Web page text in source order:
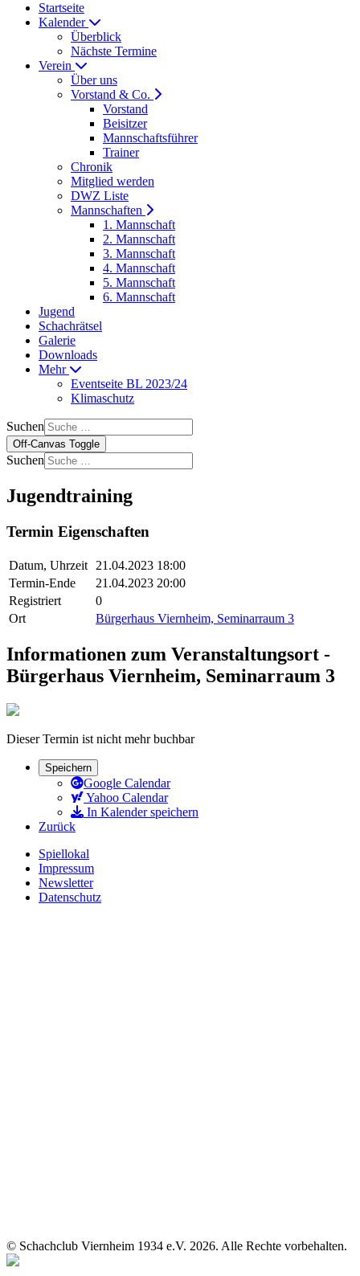
Startseite
Kalender
Überblick
Nächste Termine
Verein
Über uns
Vorstand & Co.
Vorstand
Beisitzer
Mannschaftsführer
Trainer
Chronik
Mitglied werden
DWZ Liste
Mannschaften
1. Mannschaft
2. Mannschaft
3. Mannschaft
4. Mannschaft
5. Mannschaft
6. Mannschaft
Jugend
Schachrätsel
Galerie
Downloads
Mehr
Eventseite BL 2023/24
Klimaschutz
Suchen
Off-Canvas Toggle
Suchen
Jugendtraining
Termin Eigenschaften
Datum, Uhrzeit
21.04.2023 18:00
Termin-Ende
21.04.2023 20:00
Registriert
0
Ort
Bürgerhaus Viernheim, Seminarraum 3
Informationen zum Veranstaltungsort -
Bürgerhaus Viernheim, Seminarraum 3
Dieser Termin ist nicht mehr buchbar
Speichern
Google Calendar
Yahoo Calendar
In Kalender speichern
Zurück
Spiellokal
Impressum
Newsletter
Datenschutz
© Schachclub Viernheim 1934 e.V. 2026. Alle Rechte vorbehalten.